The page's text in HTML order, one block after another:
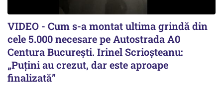
VIDEO - Cum s-a montat ultima grindă din
cele 5.000 necesare pe Autostrada A0
Centura București. Irinel Scrioșteanu:
„Puțini au crezut, dar este aproape
finalizată”